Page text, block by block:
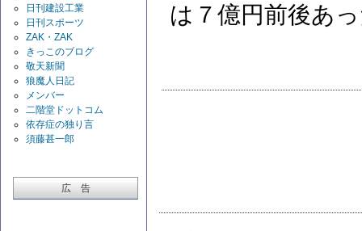
日刊建設工業
日刊スポーツ
ZAK・ZAK
きっこのブログ
敬天新聞
狼魔人日記
メンバー
二階堂ドットコム
依存症の独り言
須藤甚一郎
広 告
は７億円前後あ